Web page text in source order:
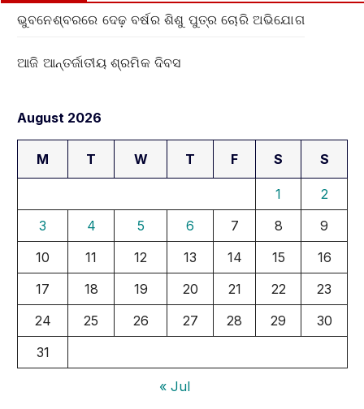
ଭୁବନେଶ୍ବରରେ ଦେଢ଼ ବର୍ଷର ଶିଶୁ ପୁତ୍ର ଚୋରି ଅଭିଯୋଗ
ଆଜି ଆନ୍ତର୍ଜାତୀୟ ଶ୍ରମିକ ଦିବସ
August 2026
M T W T F S S
1
2
3
4 5 6 7 8
9
10
11 12 13 14 15
16
17
18 19 20 21 22
23
24
25 26 27 28 29
30
31
« Jul